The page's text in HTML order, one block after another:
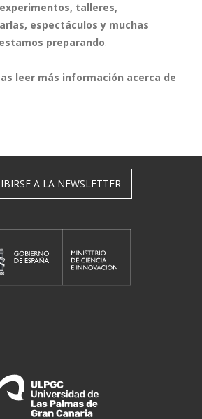
experimentos, talleres,
espectáculos y muchas
preparando.
leer más información acerca de
A LA NEWSLETTER